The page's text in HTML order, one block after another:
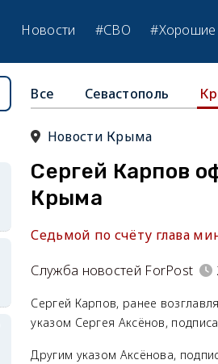
Новости #СВО #Хорошие
Все Севастополь
Новости Крыма
Сергей Карпов
Крыма
Седьмой по счёту глава
Служба новостей ForPost
Сергей Карпов, ранее
указом Сергея Аксёнов,
Другим указом Аксёнова,